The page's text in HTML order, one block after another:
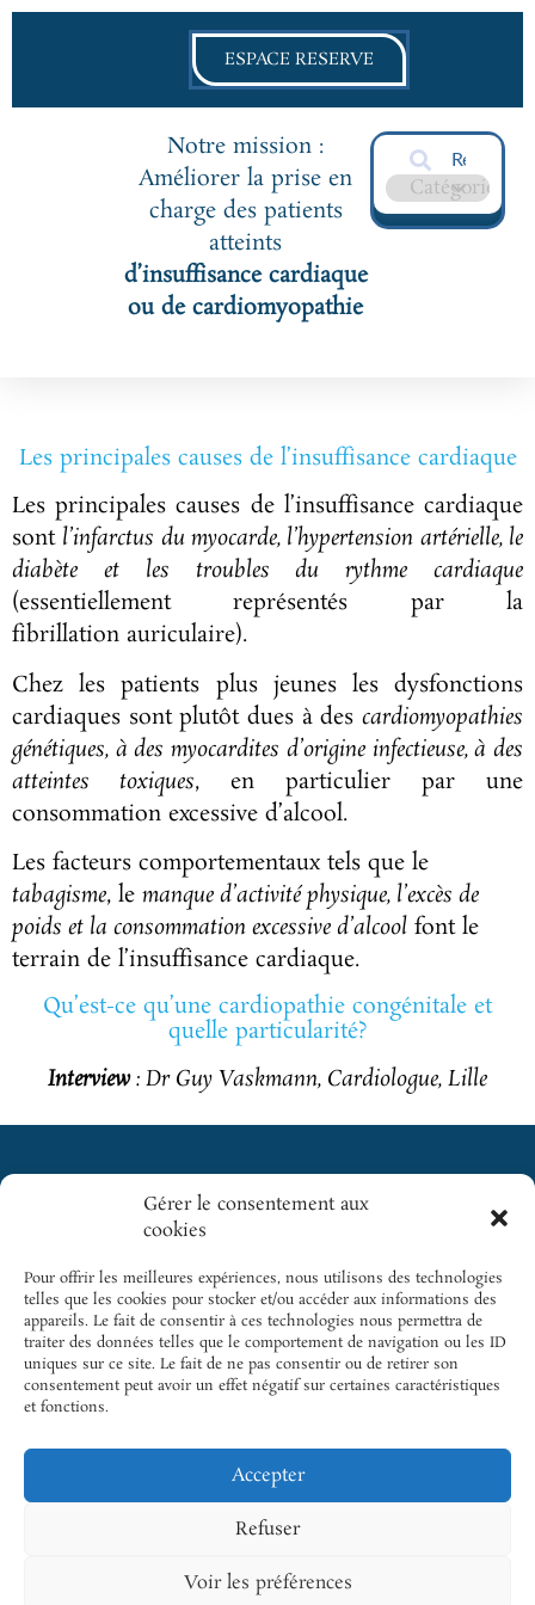
Gérer le consentement aux
cookies
Pour offrir les meilleures expériences, nous utilisons des technologies
telles que les cookies pour stocker et/ou accéder aux informations des
appareils. Le fait de consentir à ces technologies nous permettra de
traiter des données telles que le comportement de navigation ou les ID
uniques sur ce site. Le fait de ne pas consentir ou de retirer son
consentement peut avoir un effet négatif sur certaines caractéristiques
et fonctions.
Accepter
Refuser
Voir les préférences
ESPACE RESERVE
Notre mission :
Améliorer la prise en
charge des patients
atteints
d’insuffisance cardiaque
ou de cardiomyopathie
Les principales causes de l’insuffisance cardiaque​
Les principales causes de l’insuffisance cardiaque
sont l’infarctus du myocarde, l’hypertension artérielle, le
diabète et les troublesdu rythme cardiaque
(essentiellement représentés par la
fibrillation auriculaire).
Chez les patients plus jeunes les dysfonctions
cardiaques sont plutôt dues à des cardiomyopathies
génétiques, à des myocardites d’origine infectieuse, à des
atteintes toxiques, en particulier par une
consommation excessive d’alcool.
Les facteurs comportementaux tels que le
tabagisme, le manque d’activité physique, l’excès de
poids et la consommation excessived’alcool font le
terrain de l’insuffisance cardiaque.
Qu’est-ce qu’une cardiopathie congénitale et
quelle particularité?
Interview: Dr Guy Vaskmann, Cardiologue, Lille
5 rue des
Colonnes
du Trône |
75012 Paris
Tél.: +33 1
43 22 33 33
INCONTOURNABLES
SFC
Cardio-
Online
Cardiogen
cookies
marketing et
activer ce
contenu